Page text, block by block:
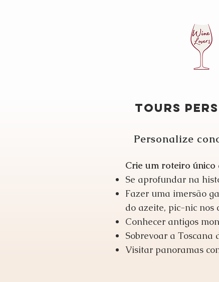
TOURS
Personalize
Crie um roteiro único
Se aprofundar na
Fazer uma imersão
do azeite, pic-nic nos
Conhecer antigos
Sobrevoar a Toscana
Visitar panoramas